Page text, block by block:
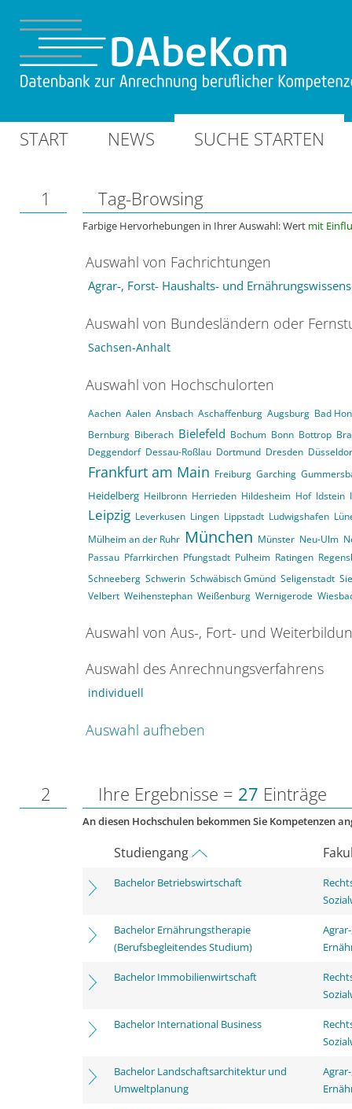
START NEWS SUCHE STARTEN
1 Tag-Browsing
Farbige Hervorhebungen in Ihrer Auswahl: Wert mit
Auswahl von Fachrichtungen
Agrar-, Forst- Haushalts- und
Auswahl von Bundesländern oder
Sachsen-Anhalt
Auswahl von Hochschulorten
Aachen Aalen Ansbach Aschaffenburg Augsburg Bad
Bernburg Biberach Bielefeld Bochum Bonn Bottrop
Deggendorf Dessau-Roßlau Dortmund Dresden
Frankfurt am Main Freiburg Garching
Heidelberg Heilbronn Herrieden Hildesheim Hof Idstein
Leipzig Leverkusen Lingen Lippstadt Ludwigshafen
Mülheim an der Ruhr München Münster Neu-Ulm
Passau Pfarrkirchen Pfungstadt Pulheim Ratingen
Schneeberg Schwerin Schwäbisch Gmünd Seligenstadt
Velbert Weihenstephan Weißenburg Wernigerode
Auswahl von Aus-, Fort- und
Auswahl des Anrechnungsverfahrens
individuell
Auswahl aufheben
2 Ihre Ergebnisse = 27 Einträge
An diesen Hochschulen bekommen Sie Kompetenzen
Studiengang
Bachelor Betriebswirtschaft
Bachelor Ernährungstherapie
(Berufsbegleitendes Studium)
Bachelor Immobilienwirtschaft
Bachelor International Business
Bachelor Landschaftsarchitektur und
Umweltplanung